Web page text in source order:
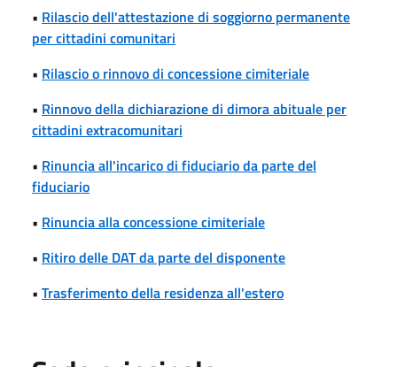
• Rilascio dell'attestazione di soggiorno permanente
per cittadini comunitari
• Rilascio o rinnovo di concessione cimiteriale
• Rinnovo della dichiarazione di dimora abituale per
cittadini extracomunitari
• Rinuncia all'incarico di fiduciario da parte del
fiduciario
• Rinuncia alla concessione cimiteriale
• Ritiro delle DAT da parte del disponente
• Trasferimento della residenza all'estero